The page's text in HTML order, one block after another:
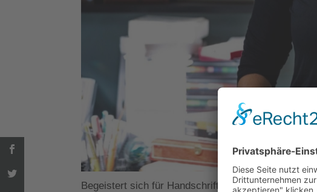
Begeistert sich für Handschrift:
Gaby Trombello-